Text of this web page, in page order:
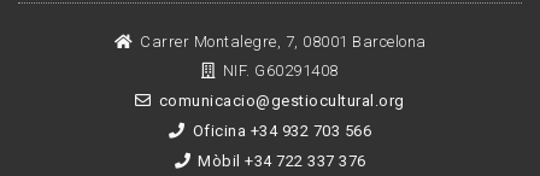
Carrer Montalegre, 7, 08001 Barcelona
NIF. G60291408
comunicacio@gestiocultural.org
Oficina +34 932 703 566
Mòbil +34 722 337 376